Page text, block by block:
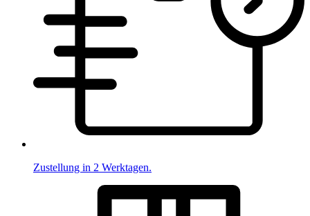
Zustellung in 2 Werktagen.